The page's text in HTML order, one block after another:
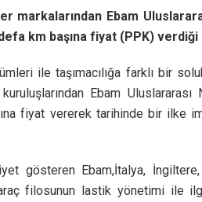
markalarından Ebam
km başına fiyat (PPK) verdiği
ile taşımacılığa farklı bir
Ebam
fiyat vererek tarihinde bir ilke
gösteren Ebam,İtalya,
filosunun lastik yönetimi ile